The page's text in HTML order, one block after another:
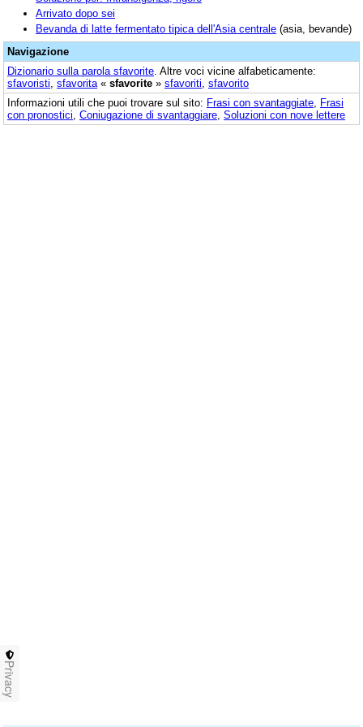
Arrivato dopo sei
Bevanda di latte fermentato tipica dell'Asia centrale (asia, bevande)
Navigazione
Dizionario sulla parola sfavorite . Altre voci vicine alfabeticamente:
sfavoristi sfavorita « sfavorite » sfavoriti sfavorito
Informazioni utili che puoi trovare sul sito: Frasi con svantaggiate Frasi
con pronostici Coniugazione di svantaggiare Soluzioni con nove lettere
Privacy